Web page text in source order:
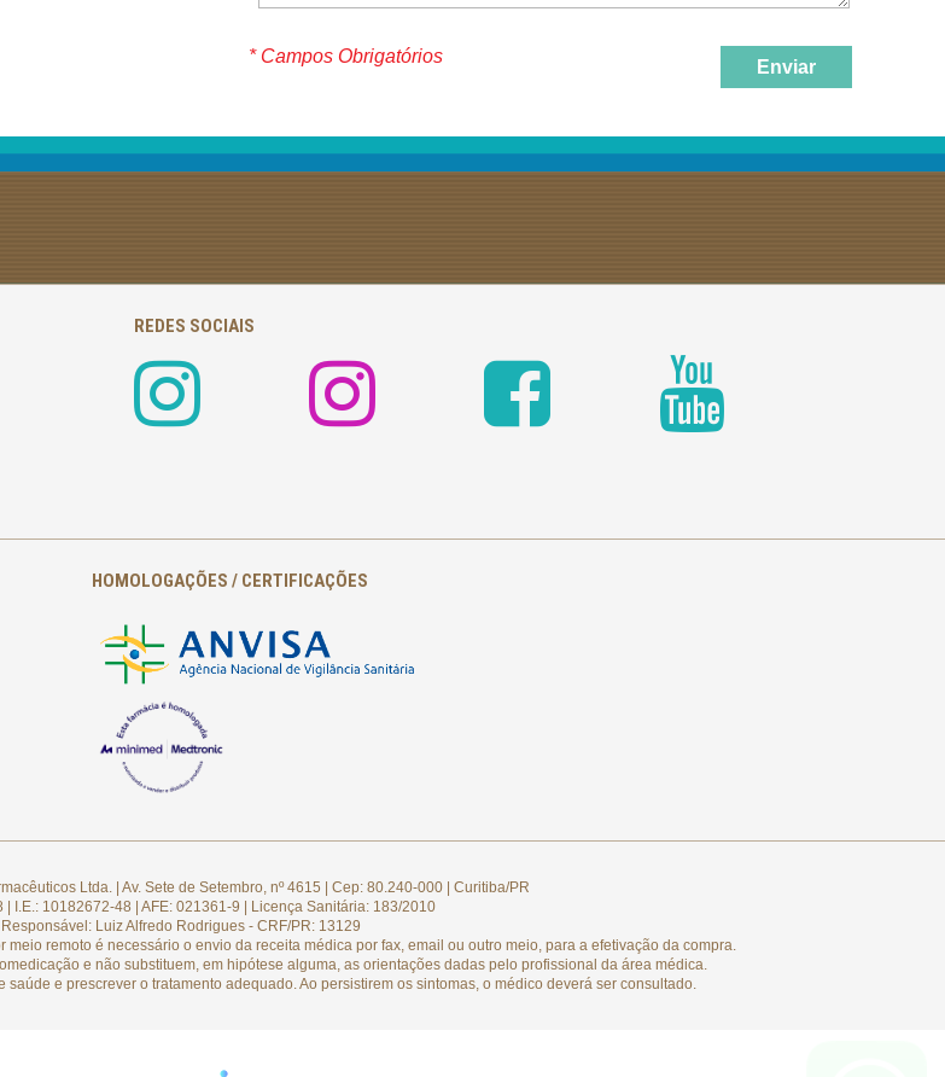
* Campos Obrigatórios
Enviar
REDES SOCIAIS
HOMOLOGAÇÕES / CERTIFICAÇÕES
Ltda. | Av. Sete de Setembro, nº 4615 | Cep: 80.240-000 | Curitiba/PR
I.E.: 10182672-48 | AFE: 021361-9 | Licença Sanitária: 183/2010
Luiz Alfredo Rodrigues - CRF/PR: 13129
remoto é necessário o envio da receita médica por fax, email ou outro meio, para a efetivação da compra.
e não substituem, em hipótese alguma, as orientações dadas pelo profissional da área médica.
e prescrever o tratamento adequado. Ao persistirem os sintomas, o médico deverá ser consultado.